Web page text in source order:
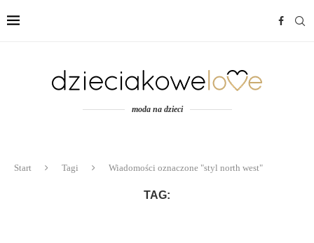
moda na dzieci
Start Tagi Wiadomości oznaczone "styl north west"
TAG: